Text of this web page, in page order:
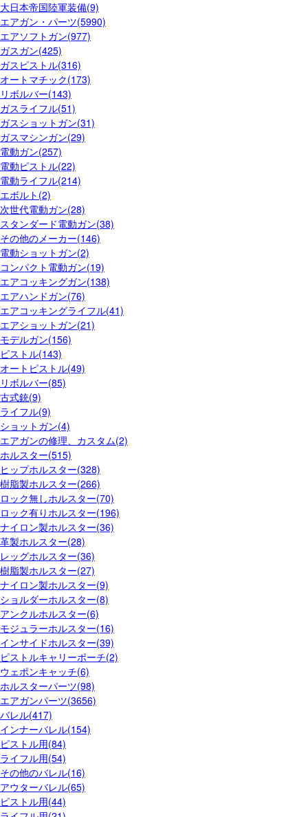
大日本帝国陸軍装備(9)
エアガン・パーツ(5990)
エアソフトガン(977)
ガスガン(425)
ガスピストル(316)
オートマチック(173)
リボルバー(143)
ガスライフル(51)
ガスショットガン(31)
ガスマシンガン(29)
電動ガン(257)
電動ピストル(22)
電動ライフル(214)
エボルト(2)
次世代電動ガン(28)
スタンダード電動ガン(38)
その他のメーカー(146)
電動ショットガン(2)
コンパクト電動ガン(19)
エアコッキングガン(138)
エアハンドガン(76)
エアコッキングライフル(41)
エアショットガン(21)
モデルガン(156)
ピストル(143)
オートピストル(49)
リボルバー(85)
古式銃(9)
ライフル(9)
ショットガン(4)
エアガンの修理、カスタム(2)
ホルスター(515)
ヒップホルスター(328)
樹脂製ホルスター(266)
ロック無しホルスター(70)
ロック有りホルスター(196)
ナイロン製ホルスター(36)
革製ホルスター(28)
レッグホルスター(36)
樹脂製ホルスター(27)
ナイロン製ホルスター(9)
ショルダーホルスター(8)
アンクルホルスター(6)
モジュラーホルスター(16)
インサイドホルスター(39)
ピストルキャリーポーチ(2)
ウェポンキャッチ(6)
ホルスターパーツ(98)
エアガンパーツ(3656)
バレル(417)
インナーバレル(154)
ピストル用(84)
ライフル用(54)
その他のバレル(16)
アウターバレル(65)
ピストル用(44)